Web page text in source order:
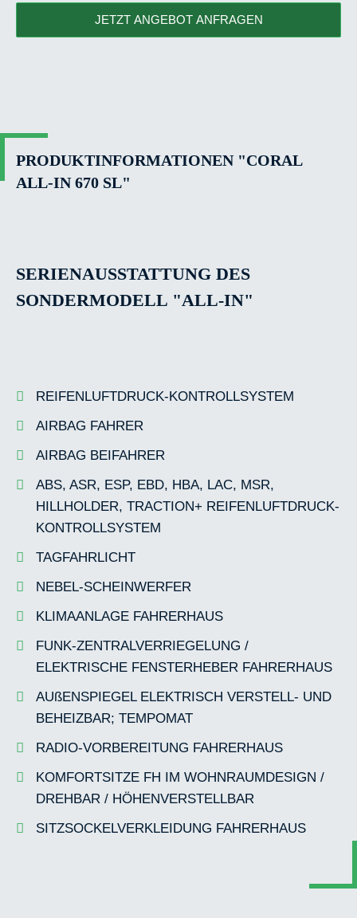
JETZT ANGEBOT ANFRAGEN
PRODUKTINFORMATIONEN "CORAL
ALL-IN 670 SL"
SERIENAUSSTATTUNG DES
SONDERMODELL "ALL-IN"
REIFENLUFTDRUCK-KONTROLLSYSTEM
AIRBAG FAHRER
AIRBAG BEIFAHRER
ABS, ASR, ESP, EBD, HBA, LAC, MSR,
HILLHOLDER, TRACTION+ REIFENLUFTDRUCK-
KONTROLLSYSTEM
TAGFAHRLICHT
NEBEL-SCHEINWERFER
KLIMAANLAGE FAHRERHAUS
FUNK-ZENTRALVERRIEGELUNG /
ELEKTRISCHE FENSTERHEBER FAHRERHAUS
AUßENSPIEGEL ELEKTRISCH VERSTELL- UND
BEHEIZBAR; TEMPOMAT
RADIO-VORBEREITUNG FAHRERHAUS
KOMFORTSITZE FH IM WOHNRAUMDESIGN /
DREHBAR / HÖHENVERSTELLBAR
SITZSOCKELVERKLEIDUNG FAHRERHAUS